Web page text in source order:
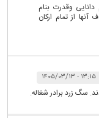
وقدرت بنام
از تمام ارکان
۱۳:۱۵ - ۱۴۰۵/۰۳/۱۳
سگ زرد برادر شغاله.